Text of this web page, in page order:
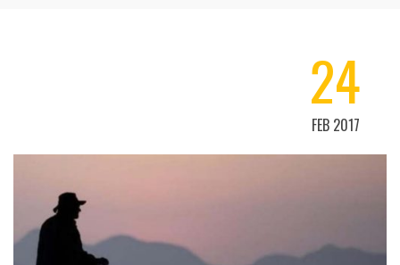
24
FEB 2017